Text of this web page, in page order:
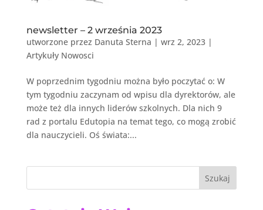
newsletter – 2 września 2023
utworzone przez Danuta Sterna | wrz 2, 2023|
Artykuły Nowosci
W poprzednim tygodniu można było poczytać o: W
tym tygodniu zaczynam od wpisu dla dyrektorów, ale
może też dla innych liderów szkolnych. Dla nich 9
rad z portalu Edutopia na temat tego, co mogą zrobić
dla nauczycieli. Oś świata:...
Szukaj